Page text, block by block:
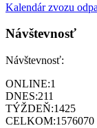
Kalendár zvozu
Návštevnosť
Návštevnosť:
ONLINE:1
DNES:211
TÝŽDEŇ:1425
CELKOM:1576070